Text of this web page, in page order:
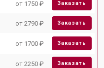
от 1750 ₽ Заказать
от 2790 ₽ Заказать
от 1700 ₽ Заказать
от 2250 ₽ Заказать